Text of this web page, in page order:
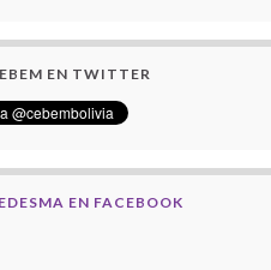
EN TWITTER
EN FACEBOOK